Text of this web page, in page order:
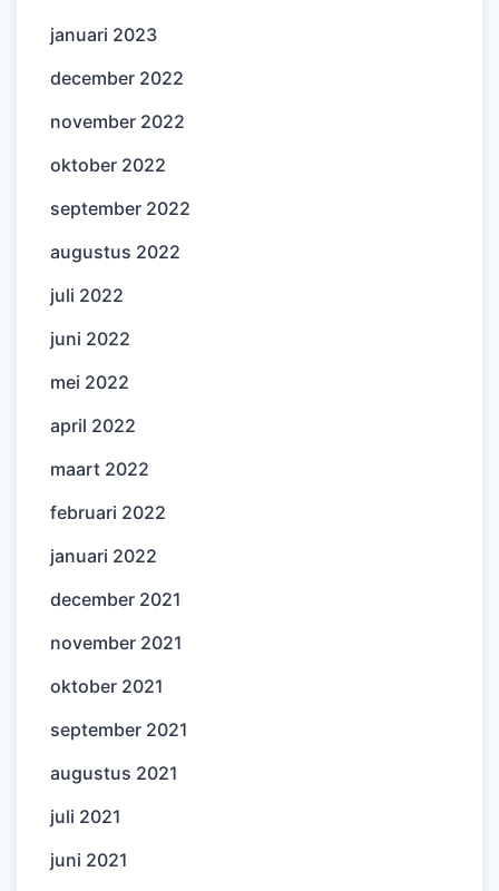
januari 2023
december 2022
november 2022
oktober 2022
september 2022
augustus 2022
juli 2022
juni 2022
mei 2022
april 2022
maart 2022
februari 2022
januari 2022
december 2021
november 2021
oktober 2021
september 2021
augustus 2021
juli 2021
juni 2021